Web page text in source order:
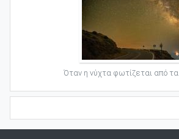
Όταν η νύχτα φωτίζεται από